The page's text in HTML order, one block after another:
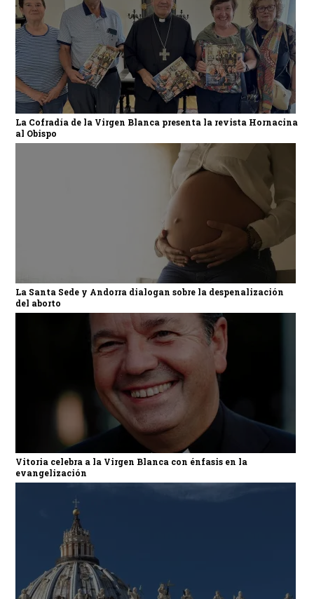
La Cofradía de la Virgen Blanca presenta la revista Hornacina
al Obispo
La Santa Sede y Andorra dialogan sobre la despenalización
del aborto
Vitoria celebra a la Virgen Blanca con énfasis en la
evangelización